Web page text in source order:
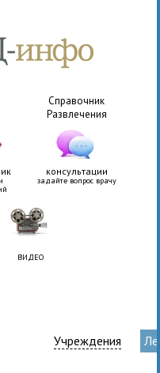
Справочник
Развлечения
консультации
задайте вопрос врачу
ВИДЕО
Учреждения